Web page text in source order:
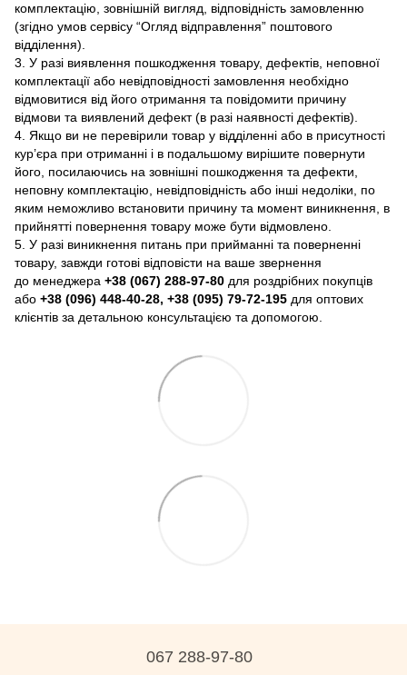
комплектацію, зовнішній вигляд, відповідність замовленню
(згідно умов сервісу “Огляд відправлення” поштового
відділення).
3. У разі виявлення пошкодження товару, дефектів, неповної
комплектації або невідповідності замовлення необхідно
відмовитися від його отримання та повідомити причину
відмови та виявлений дефект (в разі наявності дефектів).
4. Якщо ви не перевірили товар у відділенні або в присутності
кур’єра при отриманні і в подальшому вирішите повернути
його, посилаючись на зовнішні пошкодження та дефекти,
неповну комплектацію, невідповідність або інші недоліки, по
яким неможливо встановити причину та момент виникнення, в
прийнятті повернення товару може бути відмовлено.
5. У разі виникнення питань при прийманні та поверненні
товару, завжди готові відповісти на ваше звернення
до менеджера +38 (067) 288-97-80 для роздрібних покупців
або +38 (096) 448-40-28, +38 (095) 79-72-195 для оптових
клієнтів за детальною консультацією та допомогою.
067 288-97-80